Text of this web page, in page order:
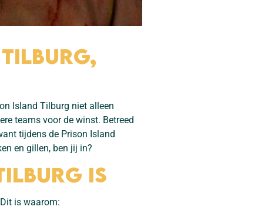
Island Tilburg niet alleen
teams voor de winst. Betreed
tijdens de Prison Island
en gillen, ben jij in?
is
is waarom: